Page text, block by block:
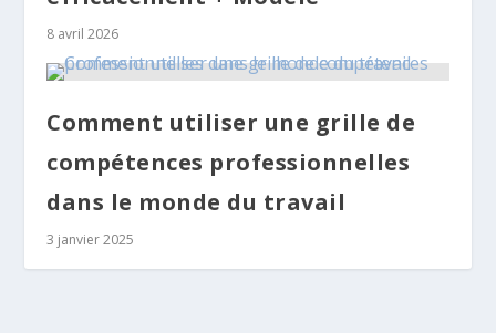
8 avril 2026
Comment utiliser une grille de
compétences professionnelles
dans le monde du travail
3 janvier 2025